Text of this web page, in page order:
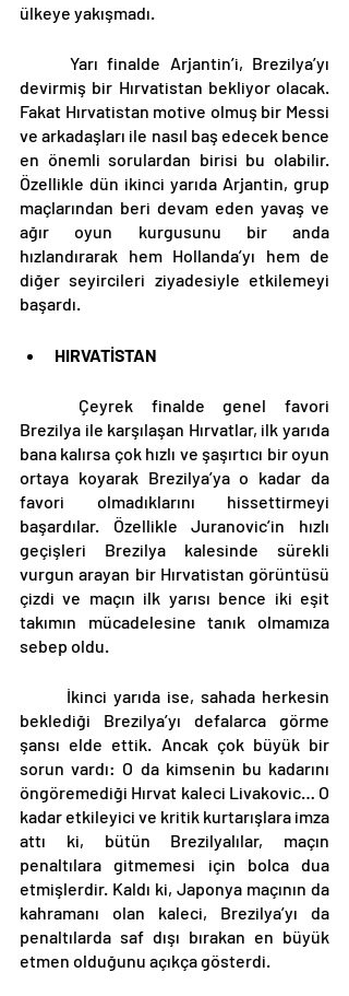
ülkeye yakışmadı.
devirmiş bir Hırvatistan bekliyor olacak.
Fakat Hırvatistan motive olmuş bir Messi
ve arkadaşları ile nasıl baş edecek bence
en önemli sorulardan birisi bu olabilir.
Özellikle dün ikinci yarıda Arjantin, grup
maçlarından beri devam eden yavaş ve
ağır oyun kurgusunu bir anda
hızlandırarak hem Hollanda’yı hem de
diğer seyircileri ziyadesiyle etkilemeyi
başardı.
HIRVATİSTAN
Brezilya ile karşılaşan Hırvatlar, ilk yarıda
bana kalırsa çok hızlı ve şaşırtıcı bir oyun
ortaya koyarak Brezilya’ya o kadar da
favori olmadıklarını hissettirmeyi
başardılar. Özellikle Juranovic’in hızlı
geçişleri Brezilya kalesinde sürekli
vurgun arayan bir Hırvatistan görüntüsü
çizdi ve maçın ilk yarısı bence iki eşit
takımın mücadelesine tanık olmamıza
sebep oldu.
beklediği Brezilya’yı defalarca görme
şansı elde ettik. Ancak çok büyük bir
sorun vardı: O da kimsenin bu kadarını
öngöremediği Hırvat kaleci Livakovic… O
kadar etkileyici ve kritik kurtarışlara imza
attı ki, bütün Brezilyalılar, maçın
penaltılara gitmemesi için bolca dua
etmişlerdir. Kaldı ki, Japonya maçının da
kahramanı olan kaleci, Brezilya’yı da
penaltılarda saf dışı bırakan en büyük
etmen olduğunu açıkça gösterdi.